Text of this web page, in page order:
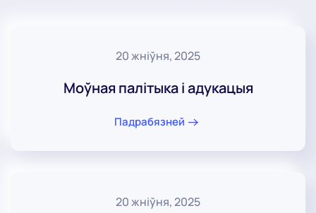
20 жніўня, 2025
Моўная палітыка і адукацыя
Падрабязней
20 жніўня, 2025